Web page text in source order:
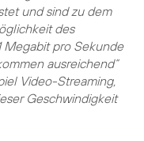
und sind zu dem
des
Megabit pro Sekunde
ausreichend“
Video-Streaming,
Geschwindigkeit